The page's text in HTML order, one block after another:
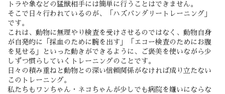
トラや象などの猛獣相手には簡単に行うことはできません。
そこで日々行われているのが、「ハズバンダリートレーニング」
です。
これは、動物に無理やり検査を受けさせるのではなく、動物自身
が自発的に「採血のために腕を出す」「エコー検査のためにお腹
を見せる」といった動きができるように、ご褒美を使いながら少
しずつ慣らしていくトレーニングのことです。
日々の積み重ねと動物との深い信頼関係がなければ成り立たない
このトレーニング。
私たちもワンちゃん・ネコちゃんが少しでも病院を嫌いにならな